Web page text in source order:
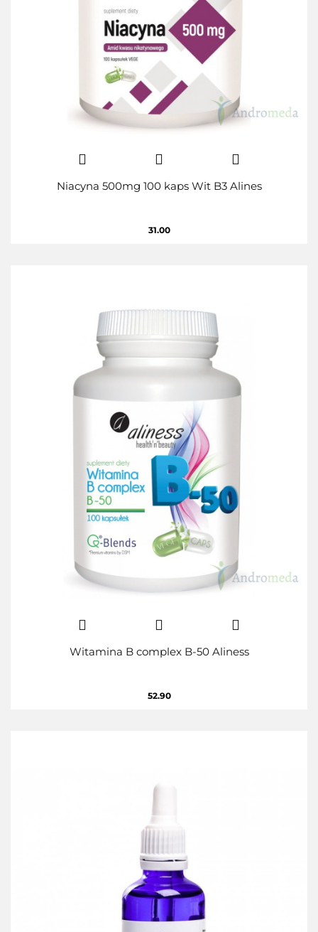
Niacyna 500mg 100 kaps Wit B3 Alines
31.00
Witamina B complex B-50 Aliness
52.90